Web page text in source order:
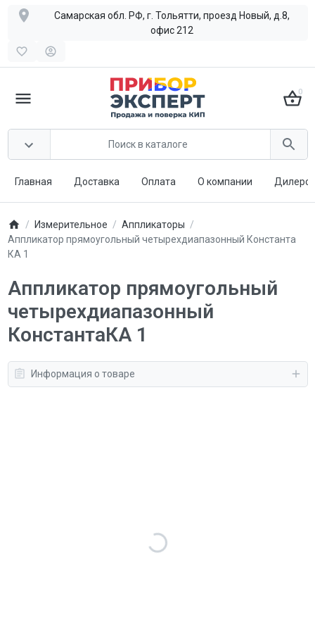
Самарская обл. РФ, г. Тольятти, проезд Новый, д.8,
офис 212
0
Главная Доставка Оплата О компании
Измерительное
Аппликаторы
Аппликатор прямоугольный четырехдиапазонный Константа
КА 1
Аппликатор прямоугольный
четырехдиапазонный
КонстантаКА 1
Информация о товаре